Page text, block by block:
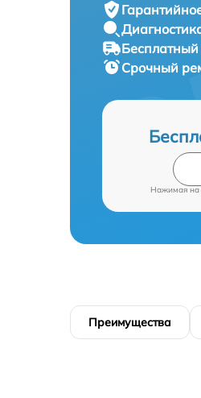
Срочный
Нажимая на
Преимущества